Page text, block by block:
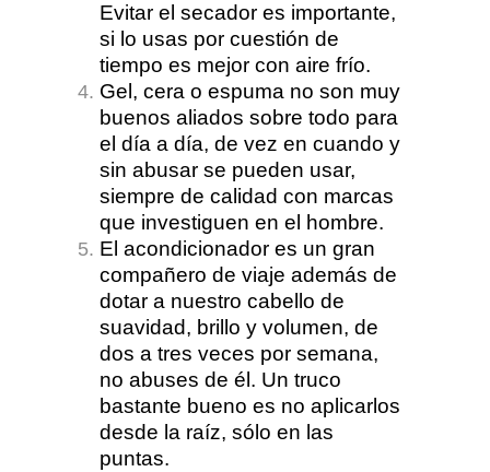
Evitar el secador es importante,
si lo usas por cuestión de
tiempo es mejor con aire frío.
Gel, cera o espuma no son muy
buenos aliados sobre todo para
el día a día, de vez en cuando y
sin abusar se pueden usar,
siempre de calidad con marcas
que investiguen en el hombre.
El acondicionador es un gran
compañero de viaje además de
dotar a nuestro cabello de
suavidad, brillo y volumen, de
dos a tres veces por semana,
no abuses de él. Un truco
bastante bueno es no aplicarlos
desde la raíz, sólo en las
puntas.